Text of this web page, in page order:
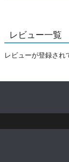
レビュー一覧
レビューが登録され